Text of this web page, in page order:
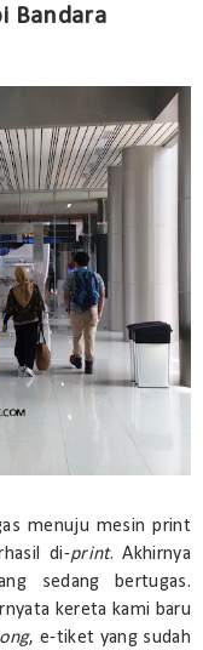
Bandara
menuju mesin print
di-print. Akhirnya
sedang bertugas.
kereta kami baru
, e-tiket yang sudah